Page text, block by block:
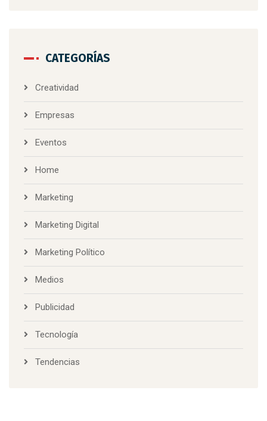
CATEGORÍAS
Creatividad
Empresas
Eventos
Home
Marketing
Marketing Digital
Marketing Político
Medios
Publicidad
Tecnología
Tendencias